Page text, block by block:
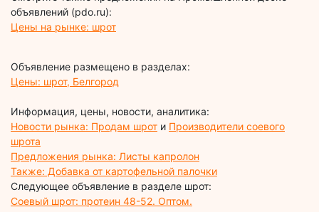
объявлений (pdo.ru):
Цены на рынке: шрот
Объявление размещено в разделах:
Цены: шрот, Белгород
Информация, цены, новости, аналитика:
Новости рынка: Продам шрот и Производители соевого
шрота
Предложения рынка: Листы капролон
Также: Добавка от картофельной палочки
Следующее объявление в разделе шрот:
Соевый шрот: протеин 48-52. Оптом.